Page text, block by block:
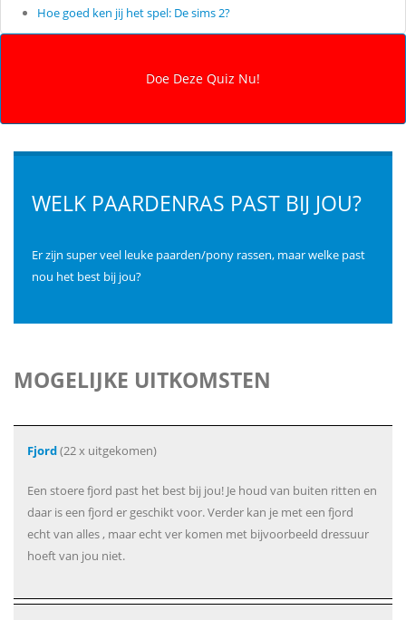
Hoe goed ken jij het spel: De sims 2?
WELK PAARDENRAS PAST BIJ JOU?
Er zijn super veel leuke paarden/pony rassen, maar welke past
nou het best bij jou?
MOGELIJKE UITKOMSTEN
Fjord(22 x uitgekomen)
Een stoere fjord past het best bij jou! Je houd van buiten ritten en
daar is een fjord er geschikt voor. Verder kan je met een fjord
echt van alles , maar echt ver komen met bijvoorbeeld dressuur
hoeft van jou niet.